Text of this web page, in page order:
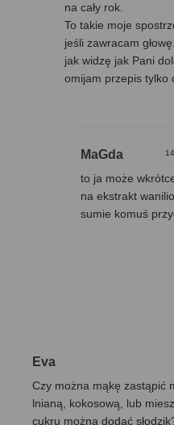
na cały rok.
To takie moje
jeśli zawracam
jak widzę jak Pani
omijam przepis tylko
MaGda
to ja może
na ekstrakt
sumie komuś
Eva
Czy można mąkę zastąpić
lnianą, kokosową, lub
cukru można dodać